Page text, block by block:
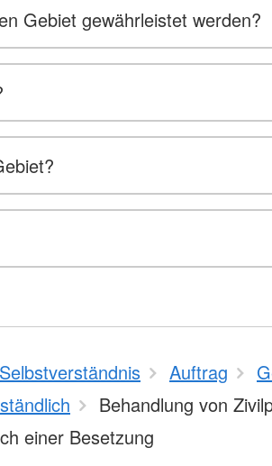
Gebiet gewährleistet werden?
Selbstverständnis Auftrag
Behandlung von
einer Besetzung